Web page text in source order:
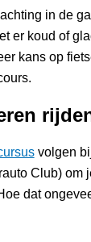
in de
er koud of
kans op
volgen
Club) om
dat